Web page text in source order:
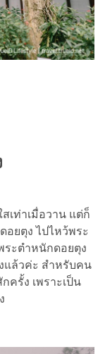
ท่าเมื่อวาน แต่ก็
อยตุง ไปไหว้พระ
ระตำหนักดอยตุง
แล้วค่ะ สำหรับคน
ครั้ง เพราะเป็น